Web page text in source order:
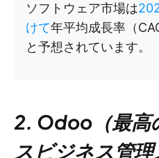
ソフトウェア市場は
けて年平均成長率（
と予想されています。
2. Odoo（最高
スビジネス管理